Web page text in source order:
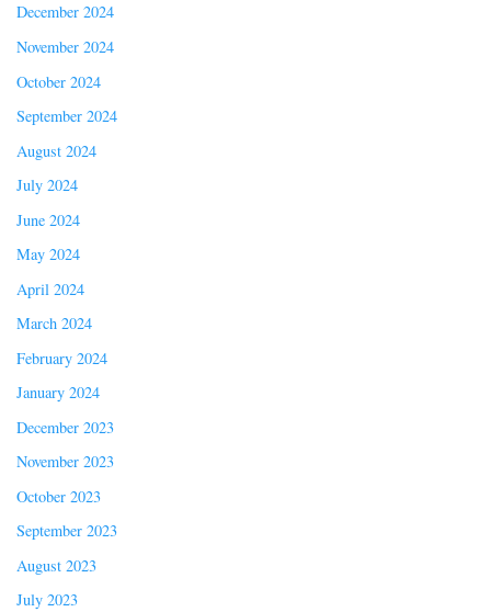
December 2024
November 2024
October 2024
September 2024
August 2024
July 2024
June 2024
May 2024
April 2024
March 2024
February 2024
January 2024
December 2023
November 2023
October 2023
September 2023
August 2023
July 2023